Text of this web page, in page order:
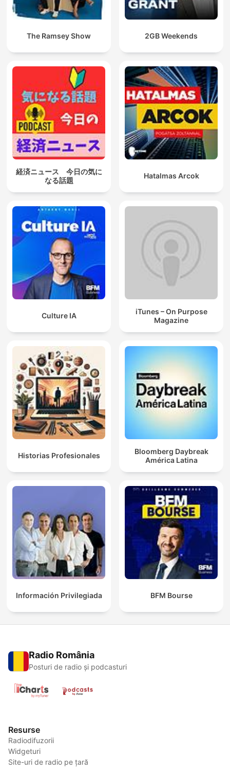
The Ramsey Show 2GB Weekends
経済ニュース 今日の気に
なる話題
Hatalmas Arcok
Culture IA
iTunes – On Purpose
Magazine
Historias Profesionales
Bloomberg Daybreak
América Latina
Información Privilegiada BFM Bourse
Radio România
Posturi de radio și podcasturi
Resurse
Radiodifuzorii
Widgeturi
Site-uri de radio pe țară